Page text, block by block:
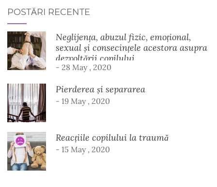
POSTĂRI RECENTE
Neglijența, abuzul fizic, emoțional,
sexual și consecințele acestora asupra
dezvoltării copilului
- 28 May , 2020
Pierderea și separarea
- 19 May , 2020
Reacțiile copilului la traumă
- 15 May , 2020